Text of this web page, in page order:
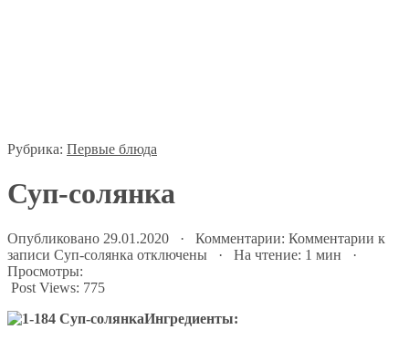
Рубрика: Первые блюда
Суп-солянка
Опубликовано 29.01.2020 · Комментарии: Комментарии к
записи Суп-солянка отключены · На чтение: 1 мин ·
Просмотры:
Post Views: 775
Ингредиенты: